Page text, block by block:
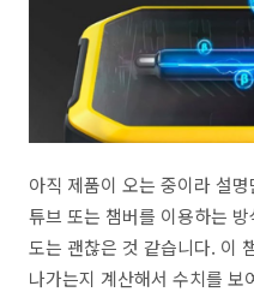
아직 제품이 오는 중이라 설
튜브 또는 챔버를 이용하는
도는 괜찮은 것 같습니다. 이
나가는지 계산해서 수치를 보